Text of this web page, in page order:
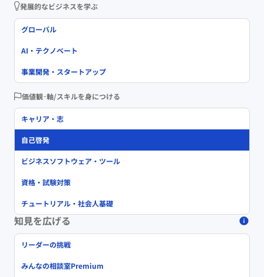
発展的なビジネスを学ぶ
グローバル
AI・テクノベート
事業開発・スタートアップ
価値観･軸/スキルを身につける
キャリア・志
自己啓発
ビジネスソフトウェア・ツール
資格・試験対策
チュートリアル・社会人基礎
知見を広げる
リーダーの挑戦
みんなの相談室Premium